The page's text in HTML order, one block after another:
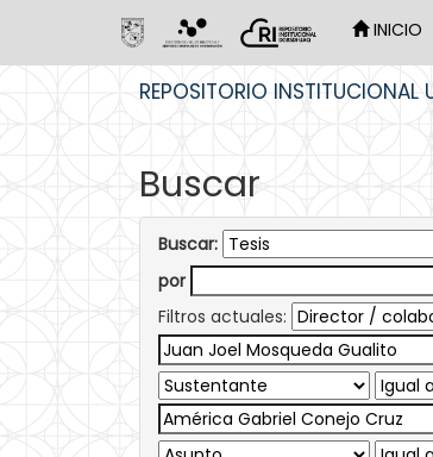
INICIO
REPOSITORIO INSTITUCIONAL
Buscar
Buscar:
por
Filtros actuales: